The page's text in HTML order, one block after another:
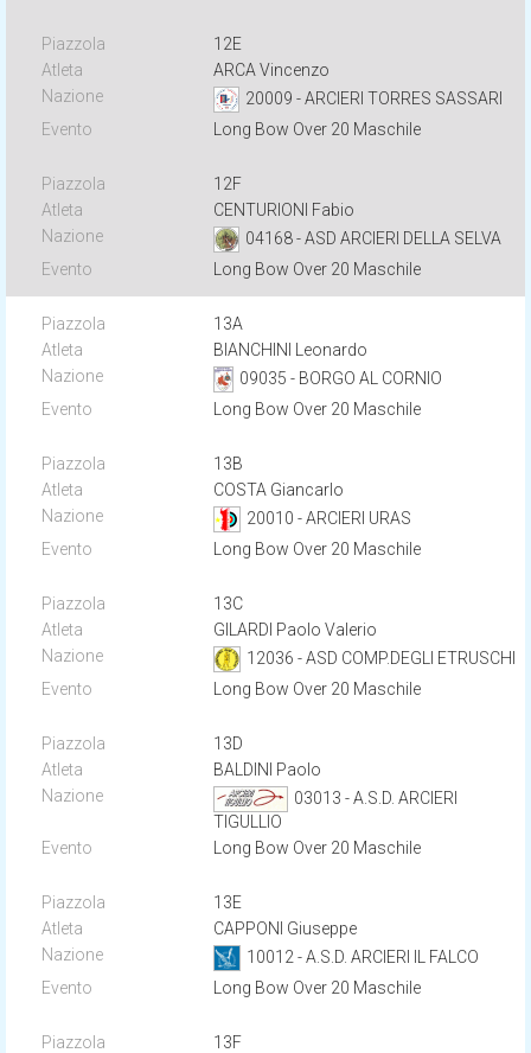
12E
ARCA Vincenzo
20009 - ARCIERI TORRES SASSARI
Long Bow Over 20 Maschile
12F
CENTURIONI Fabio
04168 - ASD ARCIERI DELLA SELVA
Long Bow Over 20 Maschile
13A
BIANCHINI Leonardo
09035 - BORGO AL CORNIO
Long Bow Over 20 Maschile
13B
COSTA Giancarlo
20010 - ARCIERI URAS
Long Bow Over 20 Maschile
13C
GILARDI Paolo Valerio
12036 - ASD COMP.DEGLI ETRUSCHI
Long Bow Over 20 Maschile
13D
BALDINI Paolo
03013 - A.S.D. ARCIERI
TIGULLIO
Long Bow Over 20 Maschile
13E
CAPPONI Giuseppe
10012 - A.S.D. ARCIERI IL FALCO
Long Bow Over 20 Maschile
13F